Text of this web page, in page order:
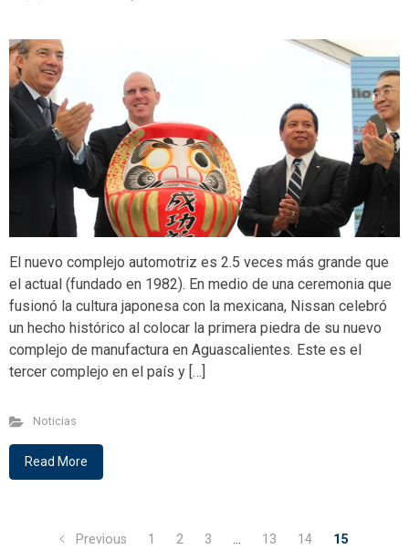
El nuevo complejo automotriz es 2.5 veces más grande que
el actual (fundado en 1982). En medio de una ceremonia que
fusionó la cultura japonesa con la mexicana, Nissan celebró
un hecho histórico al colocar la primera piedra de su nuevo
complejo de manufactura en Aguascalientes. Este es el
tercer complejo en el país y […]
Noticias
Read More
Previous 1 2 3 … 13 14 15